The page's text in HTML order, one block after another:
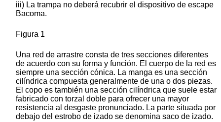
iii) La trampa no deberá recubrir el dispositivo de escape
Bacoma.
Figura 1
Una red de arrastre consta de tres secciones diferentes
de acuerdo con su forma y función. El cuerpo de la red es
siempre una sección cónica. La manga es una sección
cilíndrica compuesta generalmente de una o dos piezas.
El copo es también una sección cilíndrica que suele estar
fabricado con torzal doble para ofrecer una mayor
resistencia al desgaste pronunciado. La parte situada por
debajo del estrobo de izado se denomina saco de izado.